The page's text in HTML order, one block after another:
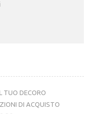
TUO DECORO
DI ACQUISTO